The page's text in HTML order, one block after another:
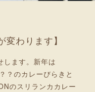
わります】
します。新年は
？のカレーびらきと
のスリランカカレー